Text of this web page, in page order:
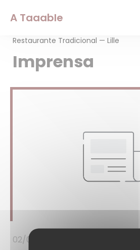
A Taaable
Restaurante Tradicional — Lille
Imprensa
02/06/2025